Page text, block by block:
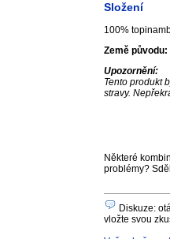
Složení
100%
Země původu:
Upozornění:
Tento produkt
stravy.
Některé
problémy?
Diskuze:
vložte svou